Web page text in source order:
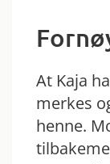
At Kaja
merkes
henne.